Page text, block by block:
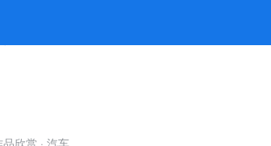
九游娱乐官方
欣赏 · 汽车